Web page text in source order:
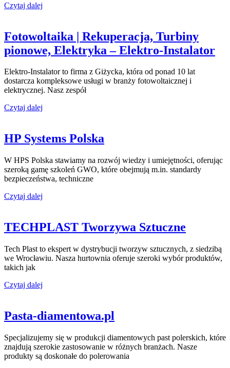
Czytaj dalej
Fotowoltaika | Rekuperacja, Turbiny
pionowe, Elektryka – Elektro-Instalator
Elektro-Instalator to firma z Giżycka, która od ponad 10 lat
dostarcza kompleksowe usługi w branży fotowoltaicznej i
elektrycznej. Nasz zespół
Czytaj dalej
HP Systems Polska
W HPS Polska stawiamy na rozwój wiedzy i umiejętności, oferując
szeroką gamę szkoleń GWO, które obejmują m.in. standardy
bezpieczeństwa, techniczne
Czytaj dalej
TECHPLAST Tworzywa Sztuczne
Tech Plast to ekspert w dystrybucji tworzyw sztucznych, z siedzibą
we Wrocławiu. Nasza hurtownia oferuje szeroki wybór produktów,
takich jak
Czytaj dalej
Pasta-diamentowa.pl
Specjalizujemy się w produkcji diamentowych past polerskich, które
znajdują szerokie zastosowanie w różnych branżach. Nasze
produkty są doskonałe do polerowania